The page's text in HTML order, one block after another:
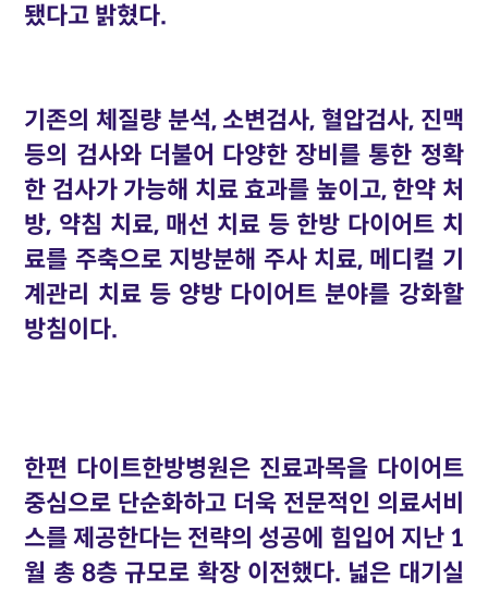
됐다고 밝혔다.
기존의 체질량 분석, 소변검사, 혈압검사, 진맥
등의 검사와 더불어 다양한 장비를 통한 정확
한 검사가 가능해 치료 효과를 높이고, 한약 처
방, 약침 치료, 매선 치료 등 한방 다이어트 치
료를 주축으로 지방분해 주사 치료, 메디컬 기
계관리 치료 등 양방 다이어트 분야를 강화할
방침이다.
한편 다이트한방병원은 진료과목을 다이어트
중심으로 단순화하고 더욱 전문적인 의료서비
스를 제공한다는 전략의 성공에 힘입어 지난 1
월 총 8층 규모로 확장 이전했다. 넓은 대기실